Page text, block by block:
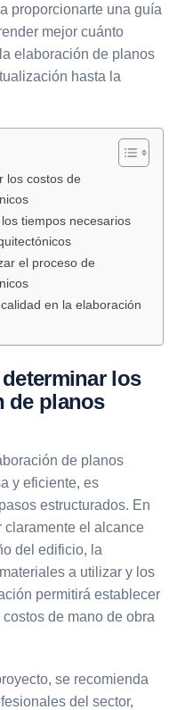
proporcionarte una guía
mejor cuánto
elaboración de planos
hasta la
los costos de
tiempos necesarios
el proceso de
en la elaboración
los
de planos
de planos
y eficiente, es
estructurados. En
claramente el alcance
del edificio, la
a utilizar y los
permitirá establecer
de mano de obra
se recomienda
del sector,